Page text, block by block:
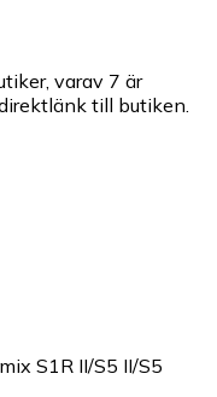
varav 7 är
till butiken.
S1R II/S5 II/S5